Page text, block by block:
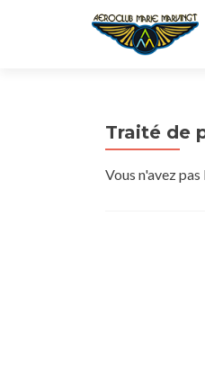
Traité de
Vous n'avez